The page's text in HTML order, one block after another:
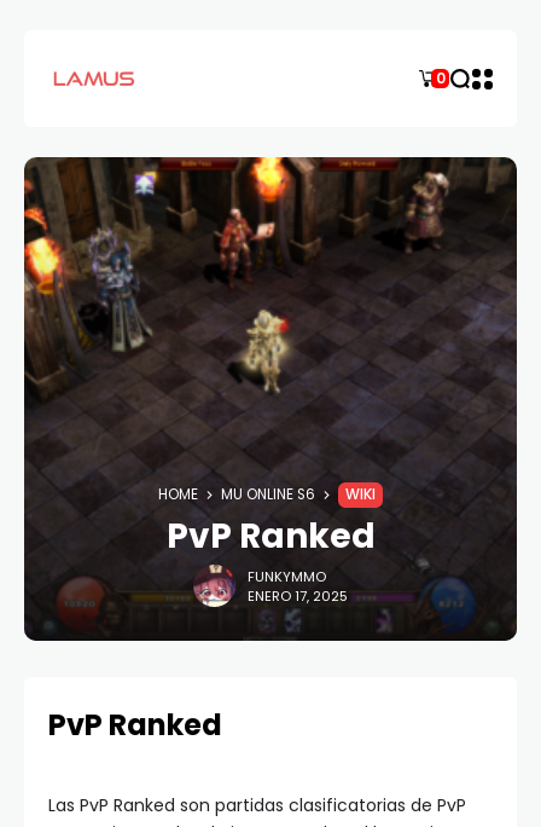
0
HOME MU ONLINE S6 WIKI
PvP Ranked
FUNKYMMO
ENERO 17, 2025
PvP Ranked
Las PvP Ranked son partidas clasificatorias de PvP